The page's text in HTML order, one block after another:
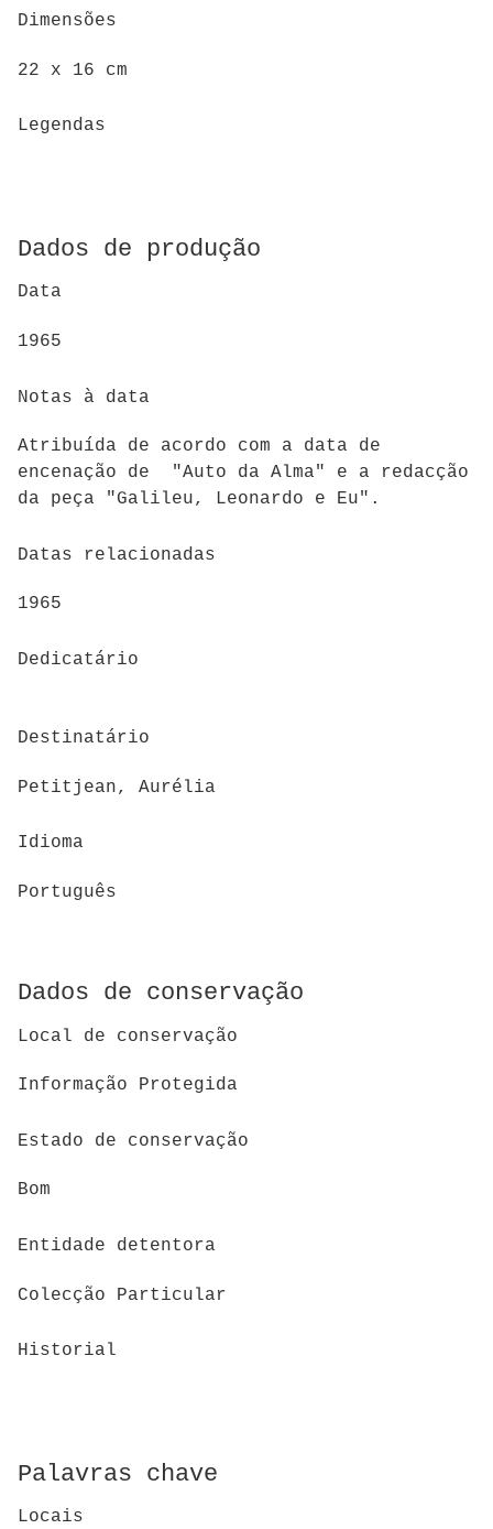
Dimensões
22 x 16 cm
Legendas
Dados de produção
Data
1965
Notas à data
Atribuída de acordo com a data de
encenação de "Auto da Alma" e a redacção
da peça "Galileu, Leonardo e Eu".
Datas relacionadas
1965
Dedicatário
Destinatário
Petitjean, Aurélia
Idioma
Português
Dados de conservação
Local de conservação
Informação Protegida
Estado de conservação
Bom
Entidade detentora
Colecção Particular
Historial
Palavras chave
Locais